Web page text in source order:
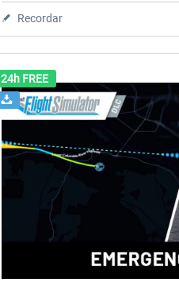
Recordar
24h FREE